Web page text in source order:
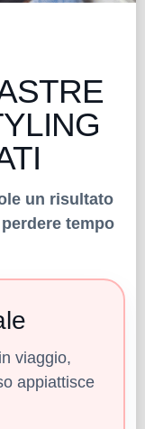
un risultato
tempo
viaggio,
appiattisce